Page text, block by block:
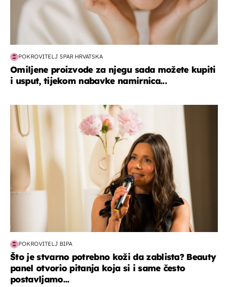
POKROVITELJ SPAR HRVATSKA
Omiljene proizvode za njegu sada možete kupiti
i usput, tijekom nabavke namirnica...
moda & ljepota
POKROVITELJ BIPA
Što je stvarno potrebno koži da zablista? Beauty
panel otvorio pitanja koja si i same često
postavljamo...